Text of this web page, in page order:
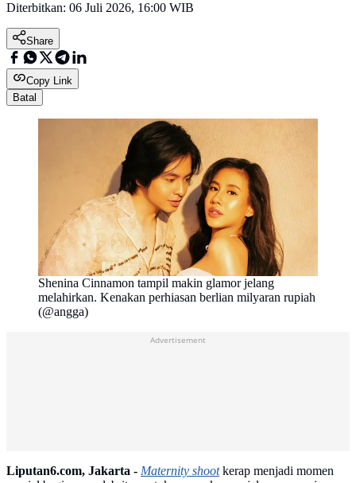
Diterbitkan: 06 Juli 2026, 16:00 WIB
Share
Copy Link
Batal
Shenina Cinnamon tampil makin glamor jelang
melahirkan. Kenakan perhiasan berlian milyaran rupiah
(@angga)
Advertisement
Liputan6.com, Jakarta - Maternity shootkerap menjadi momen